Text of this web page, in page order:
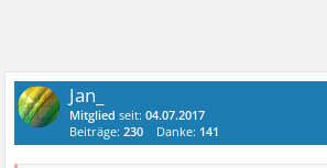
Jan_
Mitglied seit:04.07.2017
Beiträge:230 Danke: 141